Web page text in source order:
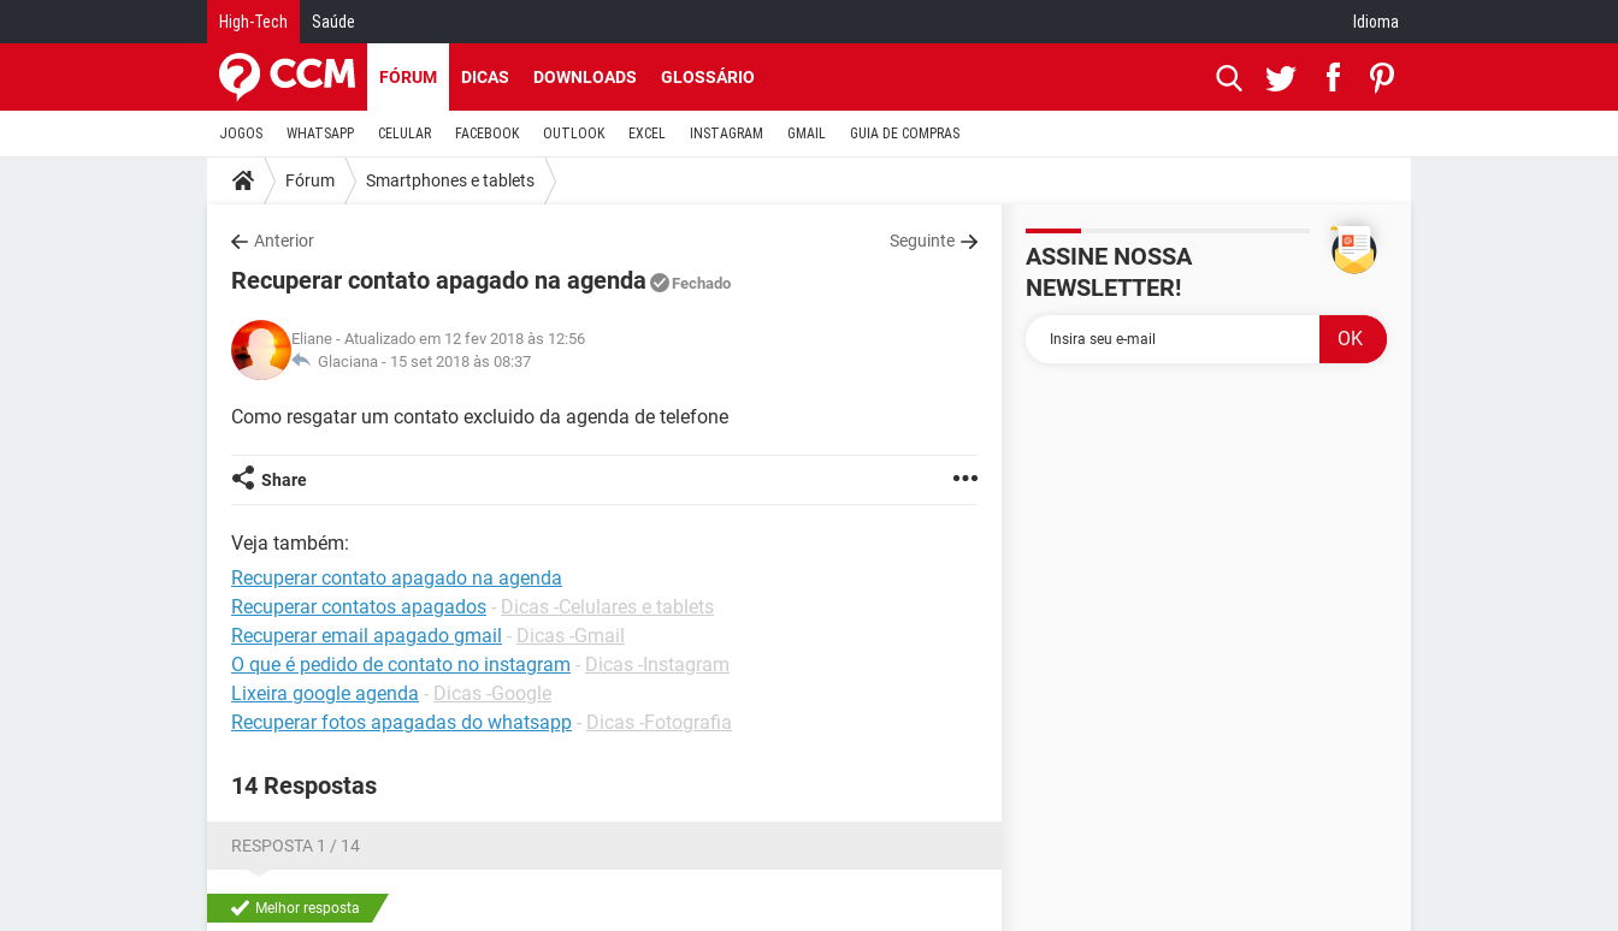
High-Tech Saúde Idioma
FÓRUM DICAS DOWNLOADS GLOSSÁRIO
JOGOS WHATSAPP CELULAR FACEBOOK OUTLOOK EXCEL INSTAGRAM GMAIL GUIA DE COMPRAS
Fórum Smartphones e tablets
Anterior Seguinte
Recuperar contato apagado na agenda Fechado
Eliane - Atualizado em 12 fev 2018 às 12:56
Glaciana - 15 set 2018 às 08:37
Como resgatar um contato excluido da agenda de telefone
Share
Veja também:
Recuperar contato apagado na agenda
Recuperar contatos apagados - Dicas -Celulares e tablets
Recuperar email apagado gmail - Dicas -Gmail
O que é pedido de contato no instagram - Dicas -Instagram
Lixeira google agenda - Dicas -Google
Recuperar fotos apagadas do whatsapp - Dicas -Fotografia
14 Respostas
RESPOSTA 1 / 14
Melhor resposta
ASSINE NOSSA
NEWSLETTER!